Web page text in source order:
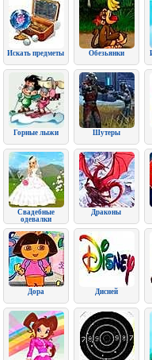
Искать предметы Обезьянки
Горные лыжи Шутеры
Свадебные
одевалки
Драконы
Дора Дисней